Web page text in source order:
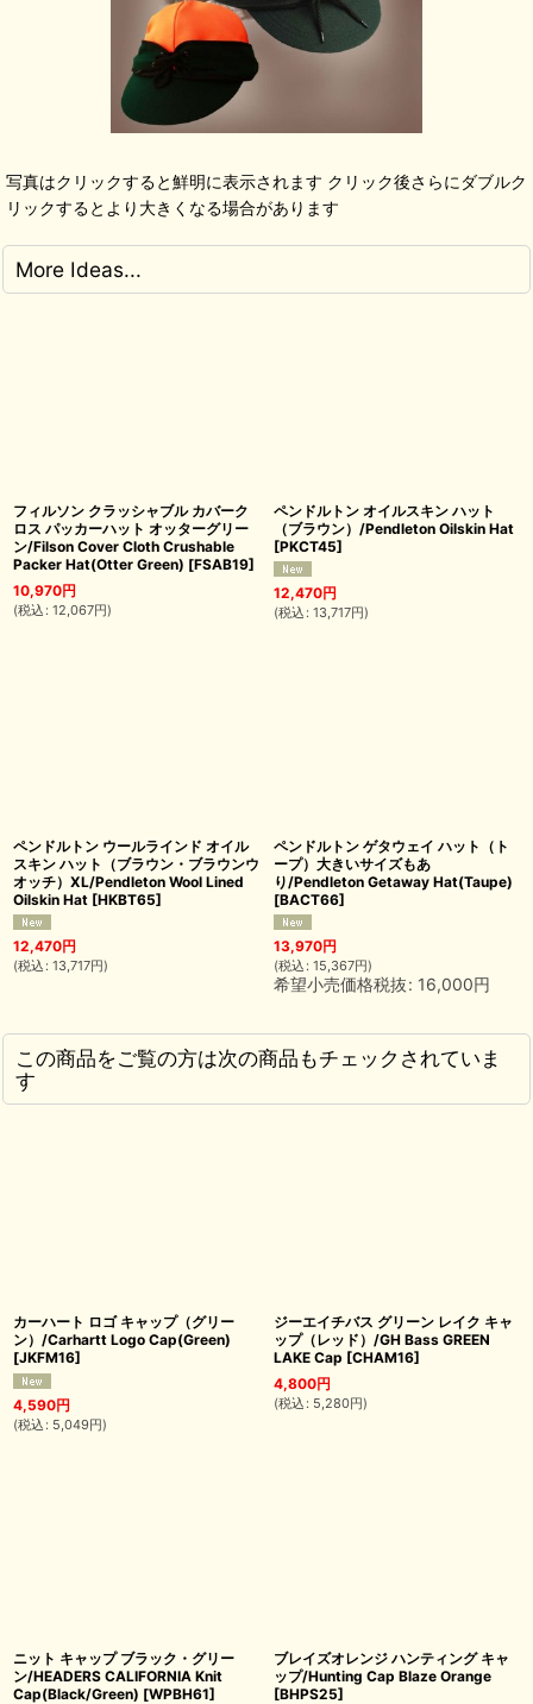
写真はクリックすると鮮明に表示されます クリック後さらにダブルク
リックするとより大きくなる場合があります
More Ideas...
フィルソン クラッシャブル カバーク
ロス パッカーハット オッターグリー
ン/Filson Cover Cloth Crushable
Packer Hat(Otter Green) [FSAB19]
10,970円
(税込 : 12,067円)
ペンドルトン オイルスキン ハット
（ブラウン）/Pendleton Oilskin Hat
[PKCT45]
12,470円
(税込 : 13,717円)
ペンドルトン ウールラインド オイル
スキン ハット（ブラウン・ブラウンウ
オッチ）XL/Pendleton Wool Lined
Oilskin Hat [HKBT65]
12,470円
(税込 : 13,717円)
ペンドルトン ゲタウェイ ハット（ト
ープ）大きいサイズもあ
り/Pendleton Getaway Hat(Taupe)
[BACT66]
13,970円
(税込 : 15,367円)
希望小売価格税抜: 16,000円
この商品をご覧の方は次の商品もチェックされていま
す
カーハート ロゴ キャップ（グリー
ン）/Carhartt Logo Cap(Green)
[JKFM16]
4,590円
(税込 : 5,049円)
ジーエイチバス グリーン レイク キャ
ップ（レッド）/GH Bass GREEN
LAKE Cap [CHAM16]
4,800円
(税込 : 5,280円)
ニット キャップ ブラック・グリー
ン/HEADERS CALIFORNIA Knit
Cap(Black/Green) [WPBH61]
ブレイズオレンジ ハンティング キャ
ップ/Hunting Cap Blaze Orange
[BHPS25]